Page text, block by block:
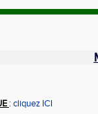
: cliquez ICI